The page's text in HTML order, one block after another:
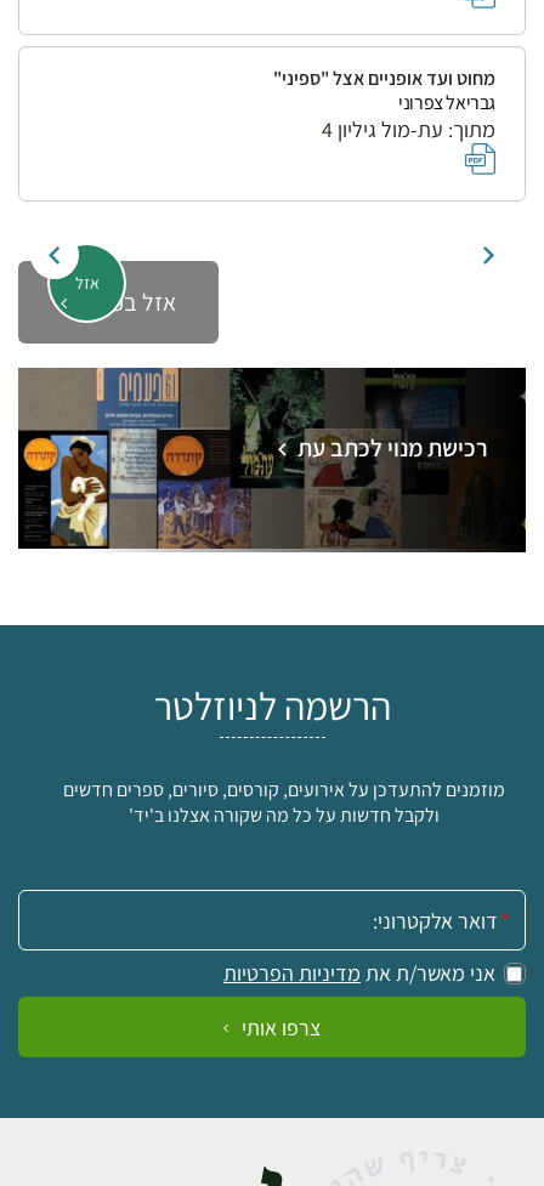
מחוט ועד אופניים אצל "ספיני"
גבריאל צפרוני
מתוך: עת-מול גיליון 4
אזל
אזל במלאי
רכישת מנוי לכתב עת
הרשמה לניוזלטר
מוזמנים להתעדכן על אירועים, קורסים, סיורים, ספרים חדשים
ולקבל חדשות על כל מה שקורה אצלנו ב'יד'
אימייל:
אני מאשר/ת את מדיניות הפרטיות
צרפו אותי